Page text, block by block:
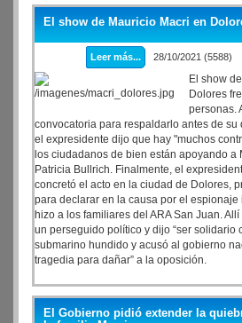
deseo de pronta recuperación".
El show de Mauricio Macri en
Leer más... 28/10/2021
El show
Dolores
personas.
convocatoria para respaldarlo antes de
el expresidente dijo que hay "muchos
los ciudadanos de bien están apoyando a
Patricia Bullrich. Finalmente, el
concretó el acto en la ciudad de Dolores,
para declarar en la causa por el
hizo a los familiares del ARA San Juan.
un perseguido político y dijo “ser solidario
submarino hundido y acusó al gobierno
tragedia para dañar” a la oposición.
El Gobierno pidió extender la